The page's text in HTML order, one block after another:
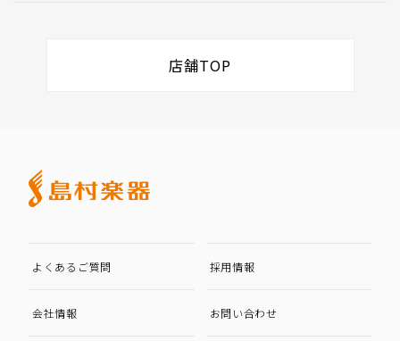
店舗TOP
よくあるご質問 採用情報
会社情報 お問い合わせ